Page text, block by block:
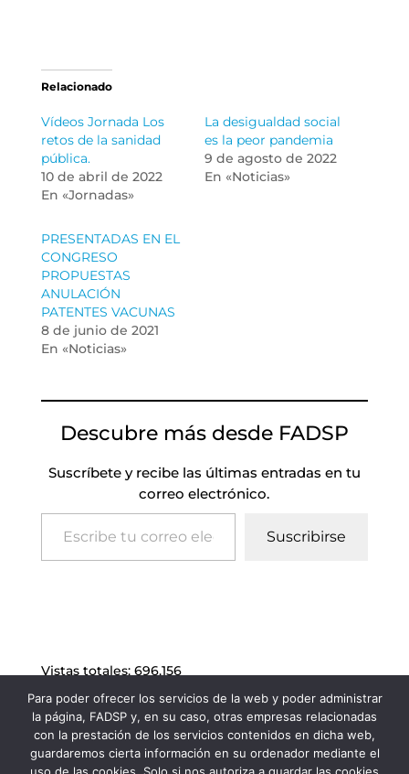
Relacionado
Vídeos Jornada Los
retos de la sanidad
pública.
10 de abril de 2022
En «Jornadas»
La desigualdad social
es la peor pandemia
9 de agosto de 2022
En «Noticias»
PRESENTADAS EN EL
CONGRESO
PROPUESTAS
ANULACIÓN
PATENTES VACUNAS
8 de junio de 2021
En «Noticias»
Descubre más desde FADSP
Suscríbete y recibe las últimas entradas en tu
correo electrónico.
Escribe tu correo electrónico…
Suscribirse
Vistas totales: 696.156
Para poder ofrecer los servicios de la web y poder administrar
la página, FADSP y, en su caso, otras empresas relacionadas
con la prestación de los servicios contenidos en dicha web,
guardaremos cierta información en su ordenador mediante el